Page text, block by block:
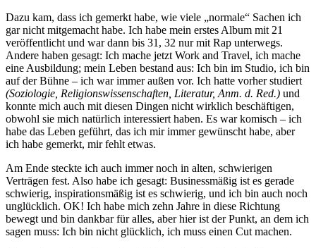
Dazu kam, dass ich gemerkt habe, wie viele „normale“ Sachen ich
gar nicht mitgemacht habe. Ich habe mein erstes Album mit 21
veröffentlicht und war dann bis 31, 32 nur mit Rap unterwegs.
Andere haben gesagt: Ich mache jetzt Work and Travel, ich mache
eine Ausbildung; mein Leben bestand aus: Ich bin im Studio, ich bin
auf der Bühne – ich war immer außen vor. Ich hatte vorher studiert
(Soziologie, Religionswissenschaften, Literatur, Anm. d. Red.) und
konnte mich auch mit diesen Dingen nicht wirklich beschäftigen,
obwohl sie mich natürlich interessiert haben. Es war komisch – ich
habe das Leben geführt, das ich mir immer gewünscht habe, aber
ich habe gemerkt, mir fehlt etwas.
Am Ende steckte ich auch immer noch in alten, schwierigen
Verträgen fest. Also habe ich gesagt: Businessmäßig ist es gerade
schwierig, inspirationsmäßig ist es schwierig, und ich bin auch noch
unglücklich. OK! Ich habe mich zehn Jahre in diese Richtung
bewegt und bin dankbar für alles, aber hier ist der Punkt, an dem ich
sagen muss: Ich bin nicht glücklich, ich muss einen Cut machen.